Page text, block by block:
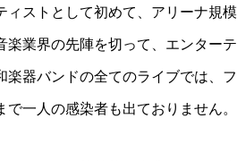
ストとして初めて、アリーナ規模
業界の先陣を切って、エンターテ
器バンドの全てのライブでは、フ
一人の感染者も出ておりません。